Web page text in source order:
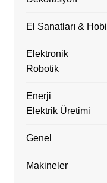
El Sanatları & Hobi
Elektronik
Robotik
Enerji
Elektrik Üretimi
Genel
Makineler